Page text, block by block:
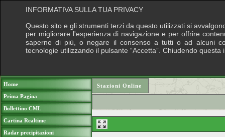
Home
Prima Pagina
Bollettino CML
Cartina Realtime
Radar precipitazioni
Stazioni Online
INFORMATIVA SULLA TUA PRIVACY
Questo sito e gli strumenti terzi da questo utilizzati si
per migliorare l'esperienza di navigazione e per offrire
saperne di più, o negare il consenso a tutti o ad alcuni
tecnologie utilizzando il pulsante “Accetta”. Chiudendo